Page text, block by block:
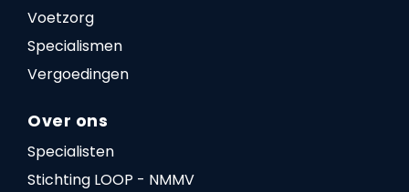
Voetzorg
Specialismen
Vergoedingen
Over ons
Specialisten
Stichting LOOP - NMMV